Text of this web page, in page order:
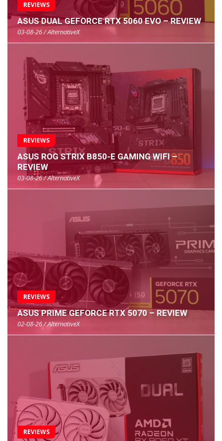
REVIEWS
ASUS DUAL GEFORCE RTX 5060 EVO – REVIEW
03-08-26 / AlternativeX
REVIEWS
ASUS ROG STRIX B850-E GAMING WIFI –
REVIEW
03-08-26 / AlternativeX
REVIEWS
ASUS PRIME GEFORCE RTX 5070 – REVIEW
02-08-26 / AlternativeX
REVIEWS